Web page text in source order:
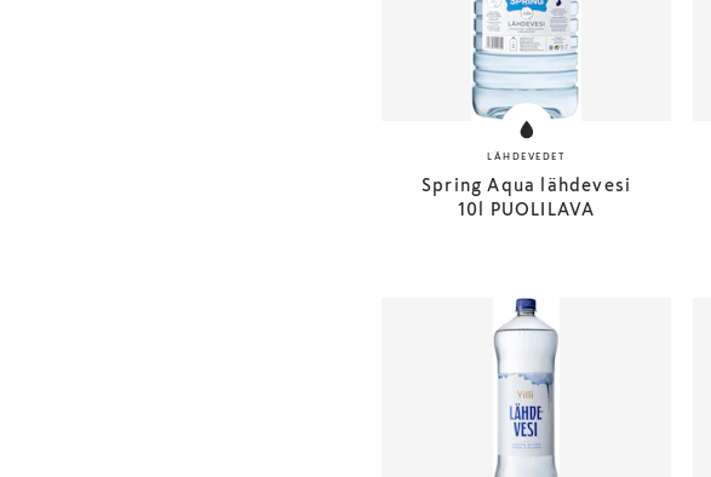
LÄHDEVEDET
Spring Aqua lähdevesi
10l PUOLILAVA